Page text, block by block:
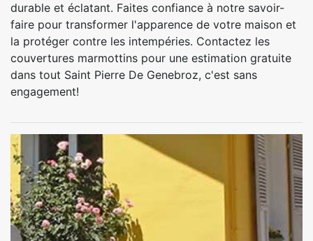
durable et éclatant. Faites confiance à notre savoir-
faire pour transformer l'apparence de votre maison et
la protéger contre les intempéries. Contactez les
couvertures marmottins pour une estimation gratuite
dans tout Saint Pierre De Genebroz, c'est sans
engagement!